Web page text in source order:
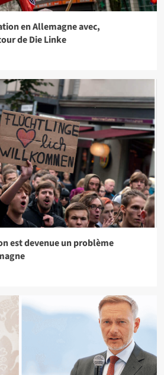
en Allemagne avec,
de Die Linke
est devenue un problème